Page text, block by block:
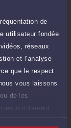
de
utilisateur fondée
réseaux
et l’analyse
que le respect
vous laissons
de les
strictement
rappel